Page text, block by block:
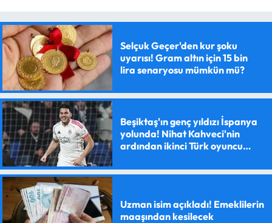
Selçuk Geçer'den kur şoku
uyarısı! Gram altın için 15 bin
lira senaryosu mümkün mü?
Beşiktaş'ın genç yıldızı İspanya
yolunda! Nihat Kahveci'nin
ardından ikinci Türk oyuncu
Uzman isim açıkladı! Emeklilerin
maaşından kesilecek